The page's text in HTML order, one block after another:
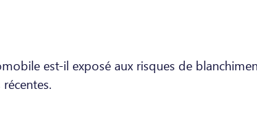
est-il exposé aux risques de